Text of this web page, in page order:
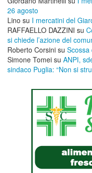
26 agosto
Lino su I mercatini del
RAFFAELLO DAZZINI su
si chiede l’azione del
Roberto Corsini su Scossa
Simone Tomei su ANPI,
sindaco Puglia: “Non si